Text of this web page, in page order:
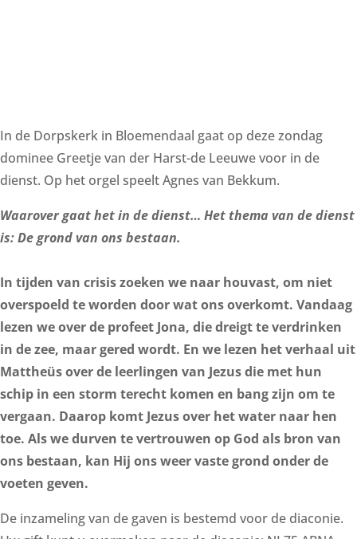
In de Dorpskerk in Bloemendaal gaat op deze zondag
dominee Greetje van der Harst-de Leeuwe voor in de
dienst. Op het orgel speelt Agnes van Bekkum.
Waarover gaat het in de dienst… Het thema van de dienst
is: De grond van ons bestaan.
In tijden van crisis zoeken we naar houvast, om niet
overspoeld te worden door wat ons overkomt. Vandaag
lezen we over de profeet Jona, die dreigt te verdrinken
in de zee, maar gered wordt. En we lezen het verhaal uit
Mattheüs over de leerlingen van Jezus die met hun
schip in een storm terecht komen en bang zijn om te
vergaan. Daarop komt Jezus over het water naar hen
toe. Als we durven te vertrouwen op God als bron van
ons bestaan, kan Hij ons weer vaste grond onder de
voeten geven.
De inzameling van de gaven is bestemd voor de diaconie.